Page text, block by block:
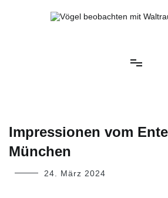
Impressionen vom
München
24. März 2024